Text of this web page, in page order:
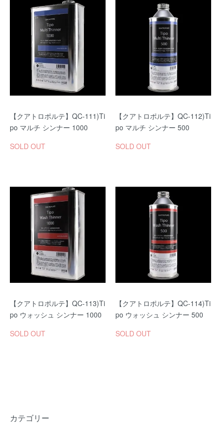
【クアトロポルテ】QC-111)Ti
po マルチ シンナー 1000
SOLD OUT
【クアトロポルテ】QC-112)Ti
po マルチ シンナー 500
SOLD OUT
【クアトロポルテ】QC-113)Ti
po ウォッシュ シンナー 1000
SOLD OUT
【クアトロポルテ】QC-114)Ti
po ウォッシュ シンナー 500
SOLD OUT
カテゴリー